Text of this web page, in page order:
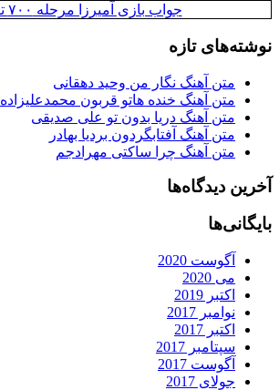
جواب بازی آمیرزا مرحله ۷۰۰ تا ۷۹۹
نوشته‌های تازه
متن آهنگ نگار من وحید دهقانی
متن آهنگ خنده هاتو قربون محمدعلیزاده
متن آهنگ دریا بدون تو علی صدیقی
متن آهنگ آفتابگردون بردیا بهادر
متن آهنگ چرا ساکتی مهرادجم
آخرین دیدگاه‌ها
بایگانی‌ها
آگوست 2020
می 2020
اکتبر 2019
نوامبر 2017
اکتبر 2017
سپتامبر 2017
آگوست 2017
جولای 2017